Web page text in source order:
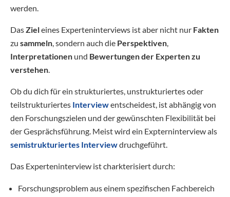
werden.
DasZieleines Experteninterviews ist aber nicht nur Fakten
zu sammeln, sondern auch die Perspektiven,
Interpretationen und Bewertungender Experten zu
verstehen.
Ob du dich für ein strukturiertes, unstrukturiertes oder
teilstrukturiertes Interviewentscheidest, ist abhängig von
den Forschungszielen und der gewünschten Flexibilität bei
der Gesprächsführung. Meist wird ein Expterninterview als
semistrukturiertes Interviewdruchgeführt.
Das Experteninterview ist charkterisiert durch:
Forschungsproblem aus einem spezifischen Fachbereich